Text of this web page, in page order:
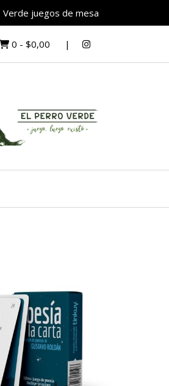
Verde juegos de mesa
0 - $0,00